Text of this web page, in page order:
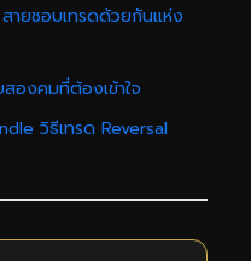
ายชอบเทรดด้วยกันแห่ง
สองคมที่ต้องเข้าใจ
วิธีเทรด Reversal